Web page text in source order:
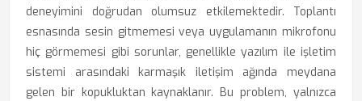
deneyimini doğrudan olumsuz etkilemektedir. Toplantı
esnasında sesin gitmemesi veya uygulamanın mikrofonu
hiç görmemesi gibi sorunlar, genellikle yazılım ile işletim
sistemi arasındaki karmaşık iletişim ağında meydana
gelen bir kopukluktan kaynaklanır. Bu problem, yalnızca